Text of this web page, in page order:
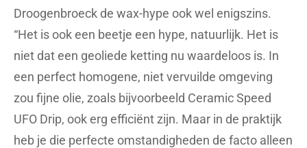
Droogenbroeck de wax-hype ook wel enigszins.
“Het is ook een beetje een hype, natuurlijk. Het is
niet dat een geoliede ketting nu waardeloos is. In
een perfect homogene, niet vervuilde omgeving
zou fijne olie, zoals bijvoorbeeld Ceramic Speed
UFO Drip, ook erg efficiënt zijn. Maar in de praktijk
heb je die perfecte omstandigheden de facto alleen